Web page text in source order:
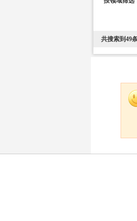
共搜索到49